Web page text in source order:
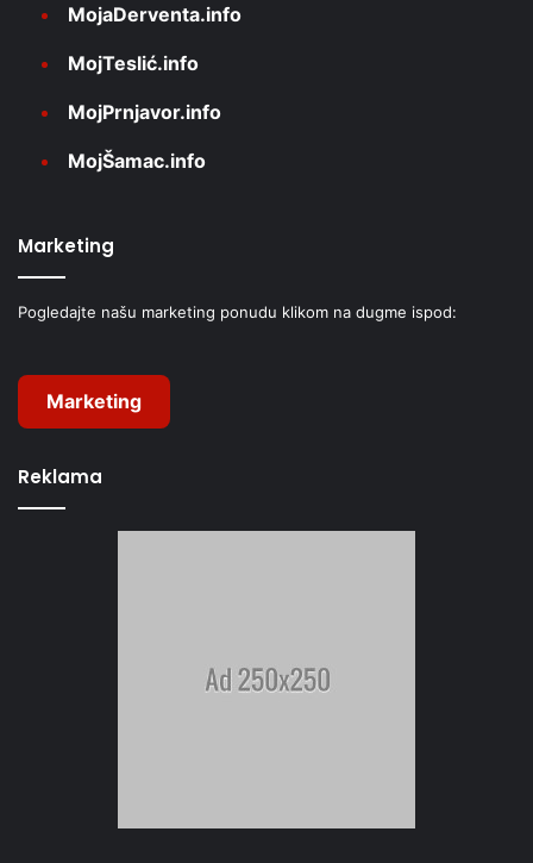
MojaDerventa.info
MojTeslić.info
MojPrnjavor.info
MojŠamac.info
Marketing
Pogledajte našu marketing ponudu klikom na dugme ispod:
Marketing
Reklama